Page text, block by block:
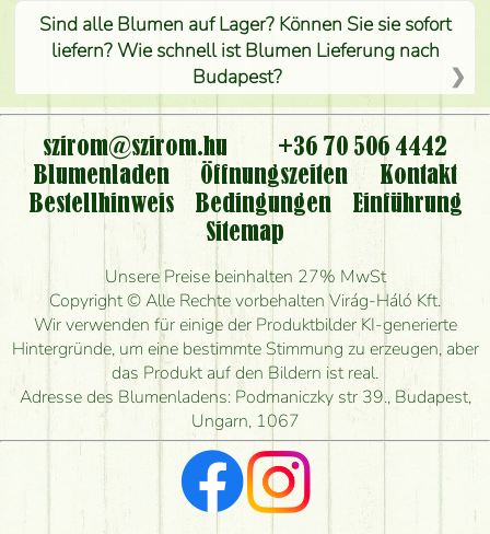
Sind alle Blumen auf Lager? Können Sie sie sofort
liefern? Wie schnell ist Blumen Lieferung nach
Budapest?
Ist der Blumenladen non stop geöffnet?
Kann ich den bestellten Blumenstrauß persönlich
nehmen oder nur per Blumenversand?
Ist eine Bestellung für ländliche Gebiete möglich?
Wie lange kann ich heute Blumen mit Lieferung
bestellen?
Wie schnell können Sie den Blumenstrauß
herstellen und wann können Sie ihn frühestens
liefern?
Ich suche rote Rosen, hast du welche?
Welche Rückmeldungen bekomme ich zum
szirom@szirom.hu
+36 70 506 4442
Blumenladen
Öffnungszeiten
Kontakt
Bestellhinweis
Bedingungen
Einführung
Sitemap
Unsere Preise beinhalten 27% MwSt
Copyright © Alle Rechte vorbehalten Virág-Háló Kft.
Wir verwenden für einige der Produktbilder KI-generierte
Hintergründe, um eine bestimmte Stimmung zu erzeugen, aber
das Produkt auf den Bildern ist real.
Adresse des Blumenladens: Podmaniczky str 39., Budapest,
Ungarn, 1067